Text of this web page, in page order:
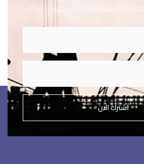
البريدية ليصلك كل جديد
اشترك الان